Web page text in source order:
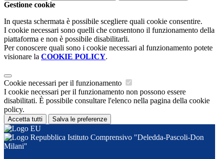
Gestione cookie
In questa schermata è possibile scegliere quali cookie consentire.
I cookie necessari sono quelli che consentono il funzionamento della
piattaforma e non è possibile disabilitarli.
Per conoscere quali sono i cookie necessari al funzionamento potete
visionare la COOKIE POLICY.
Cookie necessari per il funzionamento
I cookie necessari per il funzionamento non possono essere
disabilitati. È possibile consultare l'elenco nella pagina della cookie
policy.
Accetta tutti Salva le preferenze
Istituto Comprensivo "Deledda-Pascoli-Don
Milani"